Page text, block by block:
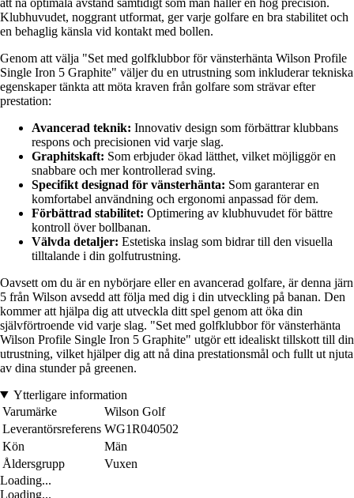
Klubhuvudet, noggrant utformat, ger varje golfare en bra stabilitet och
en behaglig känsla vid kontakt med bollen.
Genom att välja "Set med golfklubbor för vänsterhänta Wilson Profile
Single Iron 5 Graphite" väljer du en utrustning som inkluderar tekniska
egenskaper tänkta att möta kraven från golfare som strävar efter
prestation:
Avancerad teknik: Innovativ design som förbättrar klubbans
respons och precisionen vid varje slag.
Graphitskaft: Som erbjuder ökad lätthet, vilket möjliggör en
snabbare och mer kontrollerad sving.
Specifikt designad för vänsterhänta: Som garanterar en
komfortabel användning och ergonomi anpassad för dem.
Förbättrad stabilitet: Optimering av klubhuvudet för bättre
kontroll över bollbanan.
Välvda detaljer: Estetiska inslag som bidrar till den visuella
tilltalande i din golfutrustning.
Oavsett om du är en nybörjare eller en avancerad golfare, är denna järn
5 från Wilson avsedd att följa med dig i din utveckling på banan. Den
kommer att hjälpa dig att utveckla ditt spel genom att öka din
självförtroende vid varje slag. "Set med golfklubbor för vänsterhänta
Wilson Profile Single Iron 5 Graphite" utgör ett idealiskt tillskott till din
utrustning, vilket hjälper dig att nå dina prestationsmål och fullt ut njuta
av dina stunder på greenen.
Ytterligare information
Varumärke
Wilson Golf
Leverantörsreferens WG1R040502
Kön
Män
Åldersgrupp
Vuxen
Loading...
Loading...